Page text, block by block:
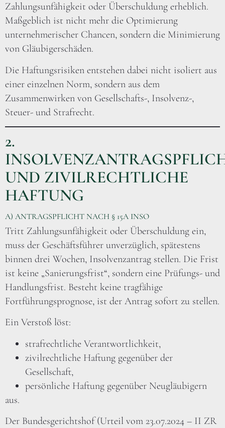
Zahlungsunfähigkeit oder Überschuldung erheblich.
Maßgeblich ist nicht mehr die Optimierung
unternehmerischer Chancen, sondern die Minimierung
von Gläubigerschäden.
Die Haftungsrisiken entstehen dabei nicht isoliert aus
einer einzelnen Norm, sondern aus dem
Zusammenwirken von Gesellschafts-, Insolvenz-,
Steuer- und Strafrecht.
2.
UND ZIVILRECHTLICHE
HAFTUNG
A) ANTRAGSPFLICHT NACH § 15A INSO
Tritt Zahlungsunfähigkeit oder Überschuldung ein,
muss der Geschäftsführer unverzüglich, spätestens
binnen drei Wochen, Insolvenzantrag stellen. Die Frist
ist keine „Sanierungsfrist“, sondern eine Prüfungs- und
Handlungsfrist. Besteht keine tragfähige
Fortführungsprognose, ist der Antrag sofort zu stellen.
Ein Verstoß löst:
strafrechtliche Verantwortlichkeit,
zivilrechtliche Haftung gegenüber der
Gesellschaft,
persönliche Haftung gegenüber Neugläubigern
aus.
Der Bundesgerichtshof (Urteil vom 23.07.2024 – II ZR